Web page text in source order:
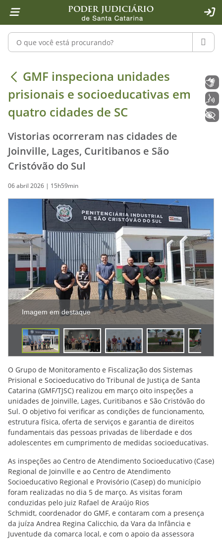
1 Ir para o conteúdo
2 Ir para a ferramenta de acessibilidade - Rybená
4 Ir para o menu principal
5 Ir para a pesquisa
6 Ir para o rodapé
7 Ir para a página inicial
Pesquisar no portal
GMF inspeciona unidades
GMF inspeciona unidades
prisionais e socioeducativas em
quatro cidades de SC
Vistorias ocorreram nas cidades de
Joinville, Lages, Curitibanos e São
Cristóvão do Sul
06 abril 2026 | 15h59min
Imagem em destaque
O Grupo de Monitoramento e Fiscalização dos Sistemas
Prisional e Socioeducativo do Tribunal de Justiça de Santa
Catarina (GMF/TJSC) realizou em março oito inspeções a
unidades de Joinville, Lages, Curitibanos e São Cristóvão do
Sul. O objetivo foi verificar as condições de funcionamento,
estrutura física, oferta de serviços e garantia de direitos
fundamentais das pessoas privadas de liberdade e dos
adolescentes em cumprimento de medidas socioeducativas.
As inspeções ao Centro de Atendimento Socioeducativo (Case)
Regional de Joinville e ao Centro de Atendimento
Socioeducativo Regional e Provisório (Casep) do município
foram realizadas no dia 5 de março. As visitas foram
conduzidas pelo juiz Rafael de Araújo Rios
Schmidt, coordenador do GMF, e contaram com a presença
da juíza Andrea Regina Calicchio, da Vara da Infância e
Juventude da comarca local, e com o apoio da assessora
Libras
Voz